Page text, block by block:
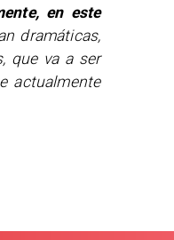
en este
dramáticas,
que va a ser
actualmente